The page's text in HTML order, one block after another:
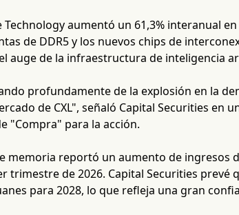
aumentó un 61,3% interanual
de DDR5 y los nuevos chips de
auge de la infraestructura de inteligencia
profundamente de la explosión en la
de CXL", señaló Capital Securities en
"Compra" para la acción.
memoria reportó un aumento de ingresos
trimestre de 2026. Capital Securities prevé
para 2028, lo que refleja una gran